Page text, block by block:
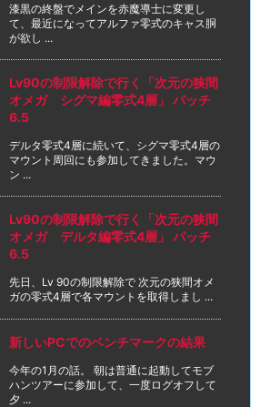
漆黒の終盤でメインを赤魔導士に変更し
て、最近になってアルファ零式のキャス胴
が欲し ...
Lv90の制限解除で行く「次元の狭間
オメガ シグマ編零式4層」 パッチ
6.5
デルタ零式4層に続いて、シグマ零式4層の
マウント周回にも参加してきました。マウ
ン ...
Lv90の制限解除で行く「次元の狭間
オメガ デルタ編零式4層」 パッチ
6.5
先日、Lv 90の制限解除で 次元の狭間オメ
ガの零式4層で各マウントを取得しまし ...
新しいPCでのベンチマークの結果
今年の1月の話。 朝は普通に起動してモブ
ハンツアーに参加して、一度ログオフして
夕 ...